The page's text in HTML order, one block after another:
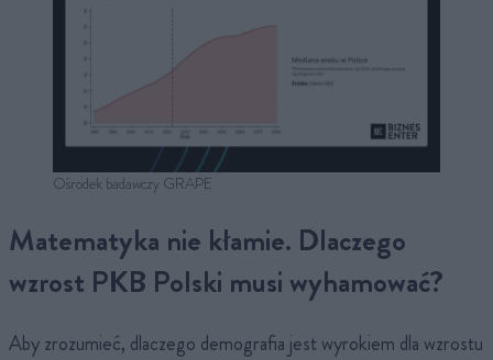
Ośrodek badawczy GRAPE
Matematyka nie kłamie. Dlaczego
wzrost PKB Polski musi wyhamować?
Aby zrozumieć, dlaczego demografia jest wyrokiem dla wzrostu